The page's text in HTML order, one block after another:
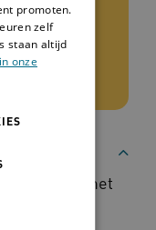
mensen met
die
promoten.
zelf
staan altijd
onze